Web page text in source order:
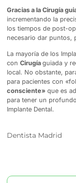
Gracias a la Cirugía
incrementando la
los tiempos de post-
necesario dar puntos,
La mayoría de los
con Cirugía guiada y
local. No obstante,
para pacientes con
consciente» que es
para tener un
Implante Dental.
Dentista Madrid